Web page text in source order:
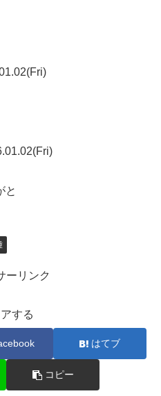
と
ーリンク
する
はてブ
コピー